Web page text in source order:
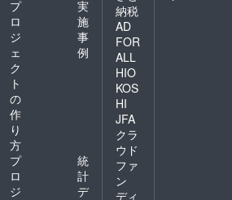
プ
ロ
ジ
ェ
ク
ト
の
作
り
方
実
施
事
例
プ
ロ
ジ
統
計
デ
納税
AD
FOR
ALL
HIO
KOS
HI
JFA
クラ
ウド
ファ
ン
ディ